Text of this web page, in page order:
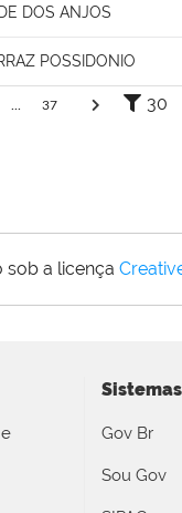
DOS ANJOS
POSSIDONIO
37 30
sob a licença
Sistemas
Gov Br
Sou Gov